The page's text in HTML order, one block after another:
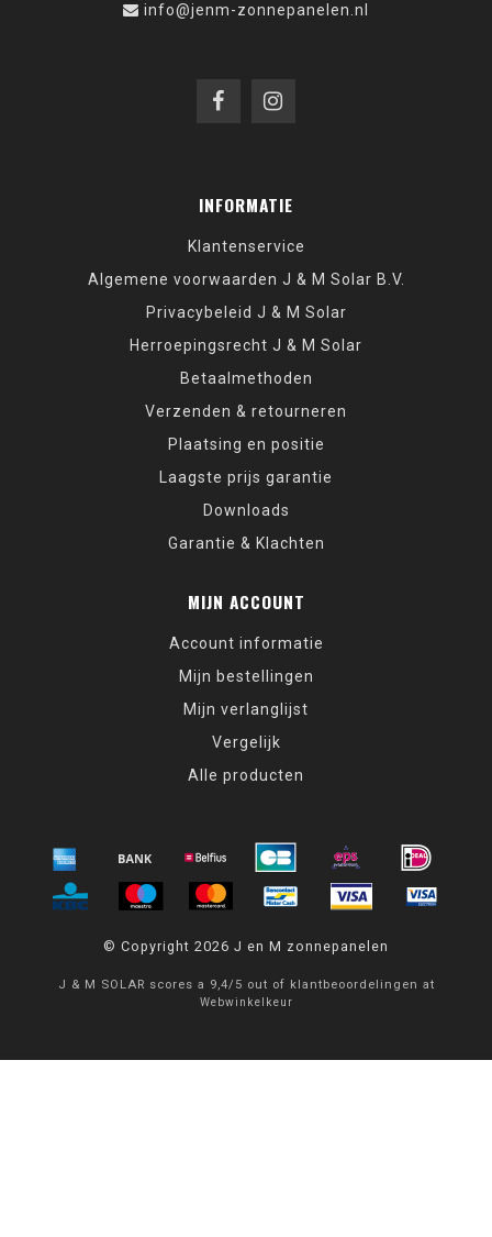
info@jenm-zonnepanelen.nl
INFORMATIE
Klantenservice
Algemene voorwaarden J & M Solar B.V.
Privacybeleid J & M Solar
Herroepingsrecht J & M Solar
Betaalmethoden
Verzenden & retourneren
Plaatsing en positie
Laagste prijs garantie
Downloads
Garantie & Klachten
MIJN ACCOUNT
Account informatie
Mijn bestellingen
Mijn verlanglijst
Vergelijk
Alle producten
© Copyright 2026 J en M zonnepanelen
J & M SOLAR scores a 9,4/ 5 out of klantbeoordelingen at
Webwinkelkeur